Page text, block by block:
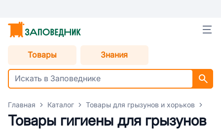
Товары Знания
Главная Каталог Товары для грызунов и хорьков
Товары гигиены для грызунов